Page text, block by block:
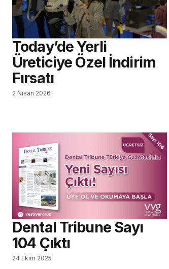
Today’de Yerli
Üreticiye Özel İndirim
Fırsatı
2 Nisan 2026
Dental Tribune Sayı
104 Çıktı
24 Ekim 2025